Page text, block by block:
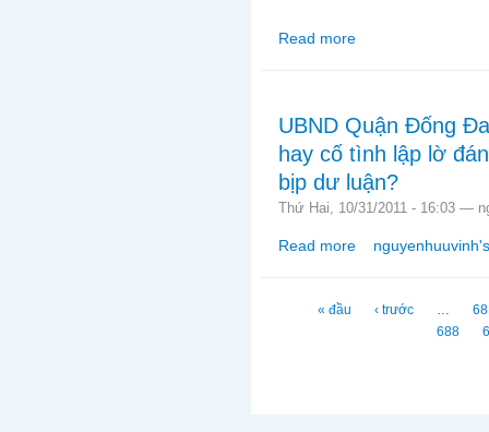
Read more
UBND Quận Đống
hay cố tình lập lờ
bịp dư luận?
Thứ Hai, 10/31/2011 - 16:03 —
Read more about UBND Quận
Trang« đầu ‹ trước
688